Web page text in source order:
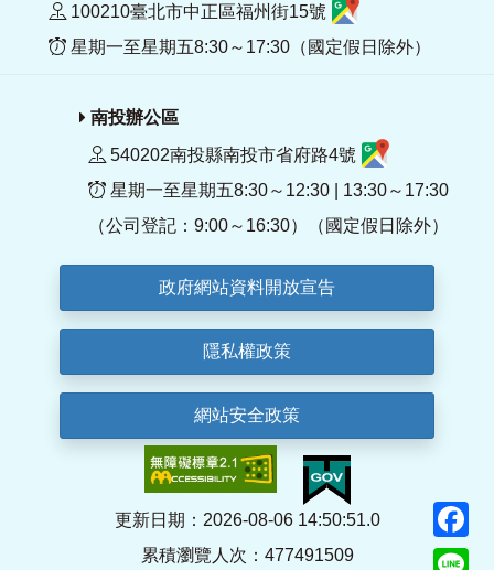
100210臺北市中正區福州街15號
星期一至星期五8:30～17:30（國定假日除外）
南投辦公區
540202南投縣南投市省府路4號
星期一至星期五8:30～12:30 | 13:30～17:30
（公司登記：9:00～16:30）（國定假日除外）
政府網站資料開放宣告
隱私權政策
網站安全政策
更新日期：2026-08-06 14:50:51.0
累積瀏覽人次：477491509